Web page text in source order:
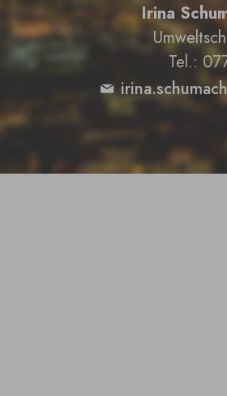
Irina
Tel.: